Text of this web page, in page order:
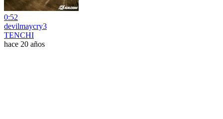
0:52
devilmaycry3
TENCHI
hace 20 años